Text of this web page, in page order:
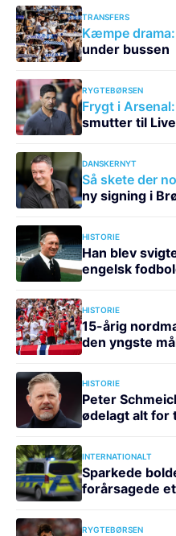
TRANSFERS
Kæmpe drama:
under bussen
RYGTEBØRSEN
Frygt i Arsenal:
smutter til
DANSKERNYT
Så skete der
ny signing i
HISTORIE
Han blev
engelsk
HISTORIE
15-årig
den yngste
HISTORIE
Peter
ødelagt alt for
INTERNATIONALT
Sparkede
forårsagede
RYGTEBØRSEN